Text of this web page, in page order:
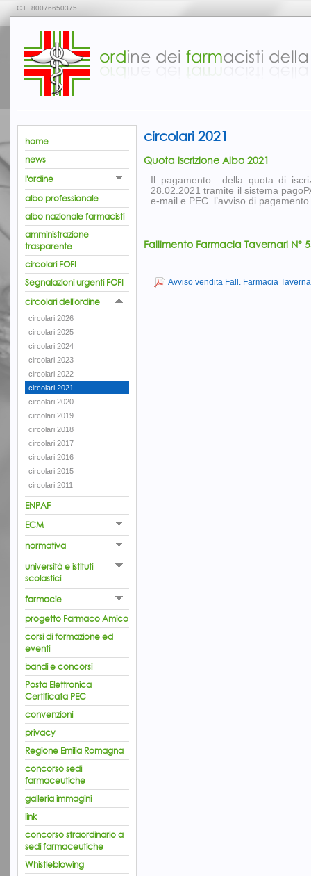
C.F. 80076650375
home
news
l'ordine
albo professionale
albo nazionale farmacisti
amministrazione
trasparente
circolari FOFI
Segnalazioni urgenti FOFI
circolari dell'ordine
circolari 2026
circolari 2025
circolari 2024
circolari 2023
circolari 2022
circolari 2021
circolari 2020
circolari 2019
circolari 2018
circolari 2017
circolari 2016
circolari 2015
circolari 2011
ENPAF
ECM
normativa
università e istituti
scolastici
farmacie
progetto Farmaco Amico
corsi di formazione ed
eventi
bandi e concorsi
Posta Elettronica
Certificata PEC
convenzioni
privacy
Regione Emilia Romagna
concorso sedi
farmaceutiche
galleria immagini
link
concorso straordinario a
sedi farmaceutiche
Whistleblowing
circolari 2021
Quota iscrizione Albo 2021
Il pagamento della quota di
28.02.2021 tramite il sistema
e-mail e PEC l’avviso di
Fallimento Farmacia Tavernari N°
Avviso vendita Fall. Farmacia